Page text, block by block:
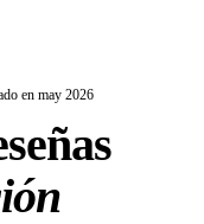
en may 2026